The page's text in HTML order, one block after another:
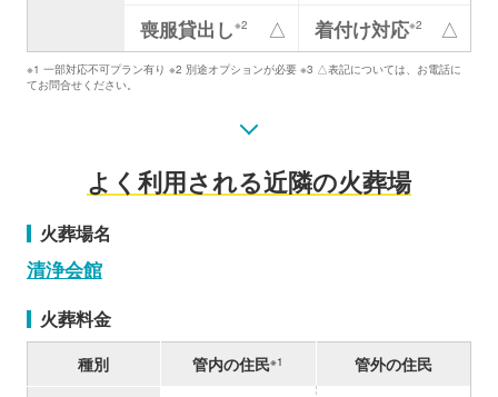
喪服貸出し※2 △ 着付け対応※2 △
※1 一部対応不可プラン有り ※2 別途オプションが必要 ※3 △表記については、お電話に
てお問合せください。
よく利用される近隣の火葬場
火葬場名
清浄会館
火葬料金
種別 管内の住民※1
管外の住民